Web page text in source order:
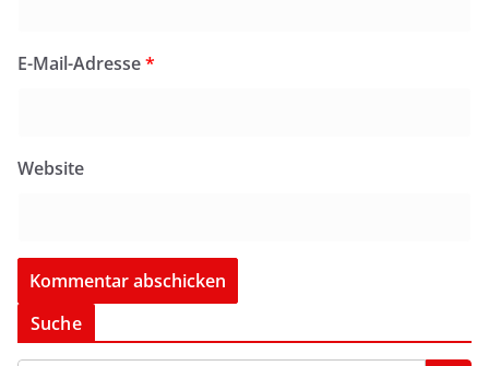
E-Mail-Adresse*
Website
Suche